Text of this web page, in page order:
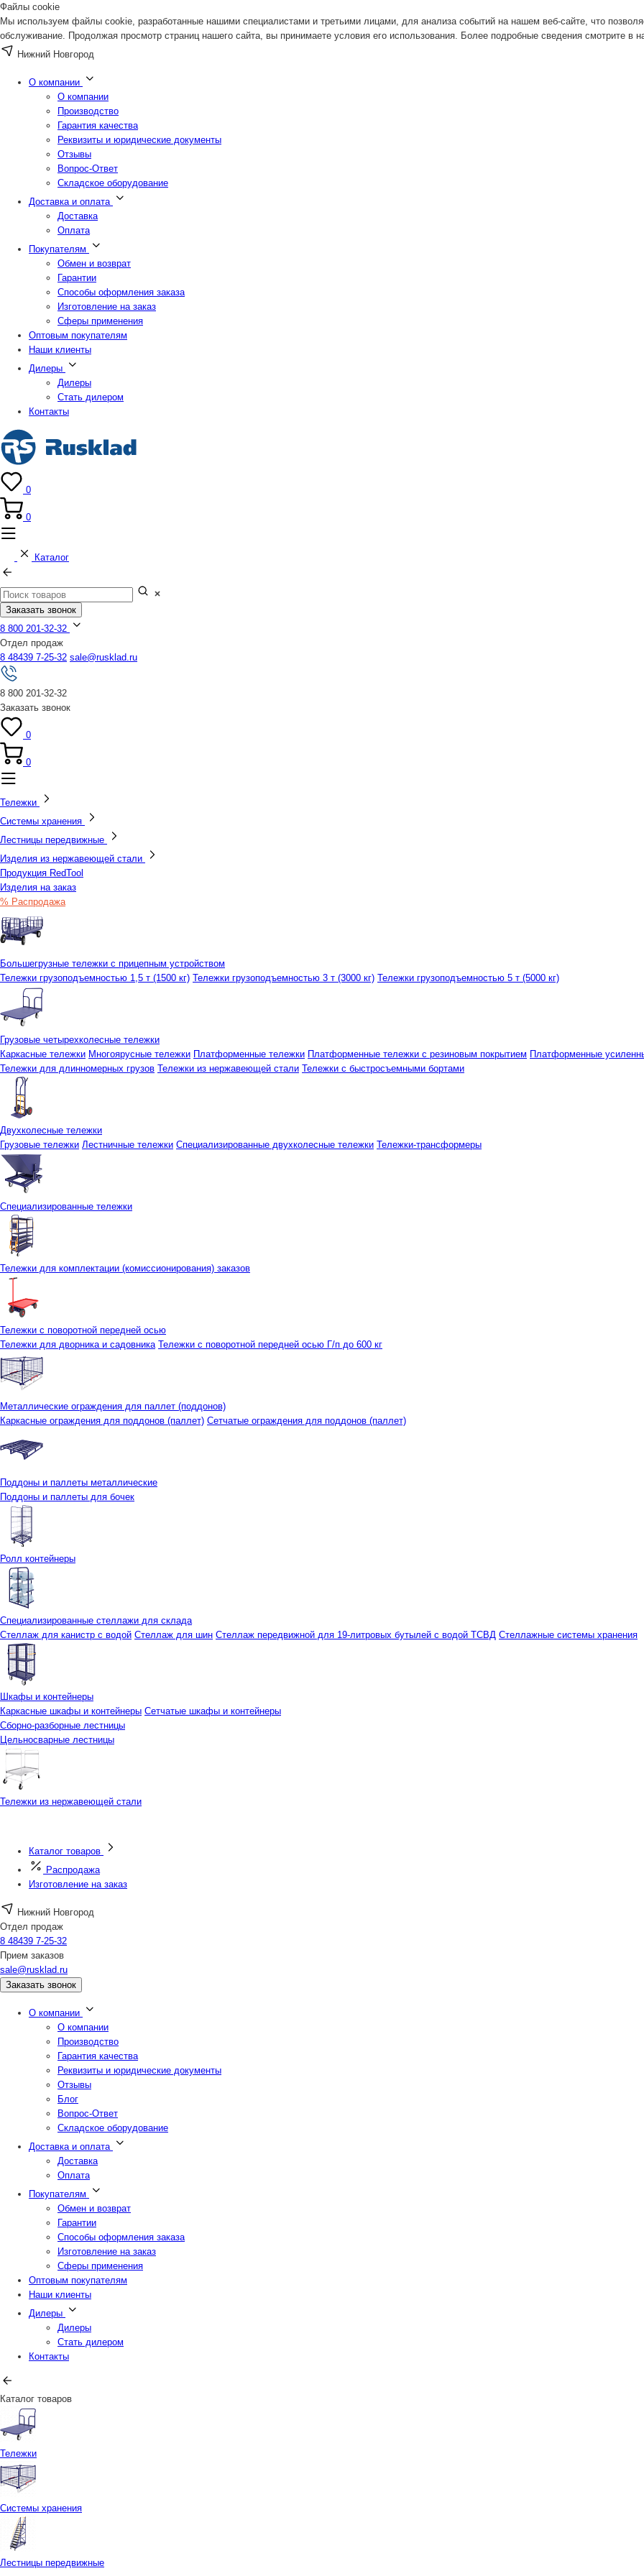
Файлы cookie
Мы используем файлы cookie, разработанные нашими специалистами и третьими лицами, для анализа событий на нашем веб-сайте, что
обслуживание. Продолжая просмотр страниц нашего сайта, вы принимаете условия его использования. Более подробные сведения смотрите в
Нижний Новгород
О компании
О компании
Производство
Гарантия качества
Реквизиты и юридические документы
Отзывы
Вопрос-Ответ
Складское оборудование
Доставка и оплата
Доставка
Оплата
Покупателям
Обмен и возврат
Гарантии
Способы оформления заказа
Изготовление на заказ
Сферы применения
Оптовым покупателям
Наши клиенты
Дилеры
Дилеры
Стать дилером
Контакты
0
0
Каталог
Заказать звонок
8 800 201-32-32
Отдел продаж
8 48439 7-25-32 sale@rusklad.ru
8 800 201-32-32
Заказать звонок
0
0
Тележки
Системы хранения
Лестницы передвижные
Изделия из нержавеющей стали
Продукция RedTool
Изделия на заказ
% Распродажа
Большегрузные тележки с прицепным устройством
Тележки грузоподъемностью 1,5 т (1500 кг) Тележки грузоподъемностью 3 т (3000 кг) Тележки грузоподъемностью 5 т (5000 кг)
Грузовые четырехколесные тележки
Каркасные тележки Многоярусные тележки Платформенные тележки Платформенные тележки с резиновым покрытием Платформенные
Тележки для длинномерных грузов Тележки из нержавеющей стали Тележки с быстросъемными бортами
Двухколесные тележки
Грузовые тележки Лестничные тележки Специализированные двухколесные тележки Тележки-трансформеры
Специализированные тележки
Тележки для комплектации (комиссионирования) заказов
Тележки с поворотной передней осью
Тележки для дворника и садовника Тележки с поворотной передней осью Г/п до 600 кг
Металлические ограждения для паллет (поддонов)
Каркасные ограждения для поддонов (паллет) Сетчатые ограждения для поддонов (паллет)
Поддоны и паллеты металлические
Поддоны и паллеты для бочек
Ролл контейнеры
Специализированные стеллажи для склада
Стеллаж для канистр с водой Стеллаж для шин Стеллаж передвижной для 19-литровых бутылей с водой ТСВД Стеллажные системы хранения
Шкафы и контейнеры
Каркасные шкафы и контейнеры Сетчатые шкафы и контейнеры
Сборно-разборные лестницы
Цельносварные лестницы
Тележки из нержавеющей стали
Каталог товаров
Распродажа
Изготовление на заказ
Нижний Новгород
Отдел продаж
8 48439 7-25-32
Прием заказов
sale@rusklad.ru
Заказать звонок
О компании
О компании
Производство
Гарантия качества
Реквизиты и юридические документы
Отзывы
Блог
Вопрос-Ответ
Складское оборудование
Доставка и оплата
Доставка
Оплата
Покупателям
Обмен и возврат
Гарантии
Способы оформления заказа
Изготовление на заказ
Сферы применения
Оптовым покупателям
Наши клиенты
Дилеры
Дилеры
Стать дилером
Контакты
Каталог товаров
Тележки
Системы хранения
Лестницы передвижные